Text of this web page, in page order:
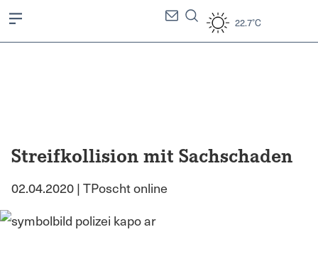
22.7°C
Streifkollision mit Sachschaden
02.04.2020 | TPoscht online